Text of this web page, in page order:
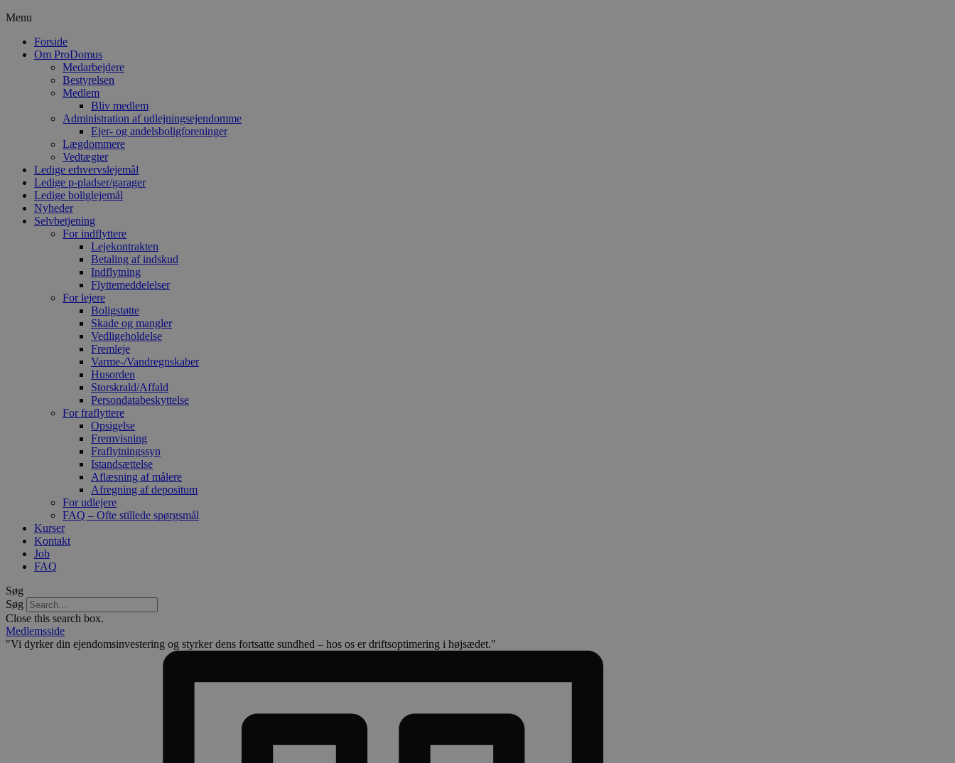
Menu
Forside
Om ProDomus
Medarbejdere
Bestyrelsen
Medlem
Bliv medlem
Administration af udlejningsejendomme
Ejer- og andelsboligforeninger
Lægdommere
Vedtægter
Ledige erhvervslejemål
Ledige p-pladser/garager
Ledige boliglejemål
Nyheder
Selvbetjening
For indflyttere
Lejekontrakten
Betaling af indskud
Indflytning
Flyttemeddelelser
For lejere
Boligstøtte
Skade og mangler
Vedligeholdelse
Fremleje
Varme-/Vandregnskaber
Husorden
Storskrald/Affald
Persondatabeskyttelse
For fraflyttere
Opsigelse
Fremvisning
Fraflytningssyn
Istandsættelse
Aflæsning af målere
Afregning af depositum
For udlejere
FAQ – Ofte stillede spørgsmål
Kurser
Kontakt
Job
FAQ
Søg
Søg
Close this search box.
Medlemsside
"Vi dyrker din ejendomsinvestering og styrker dens fortsatte sundhed – hos os er driftsoptimering i højsædet."